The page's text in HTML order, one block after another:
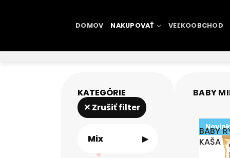
DOMOV NAKUPOVAŤ VEĽKOOBCHOD
KATEGÓRIE
✕ Zrušiť filter
Mix ▸
BABY
BABY
KAŠA